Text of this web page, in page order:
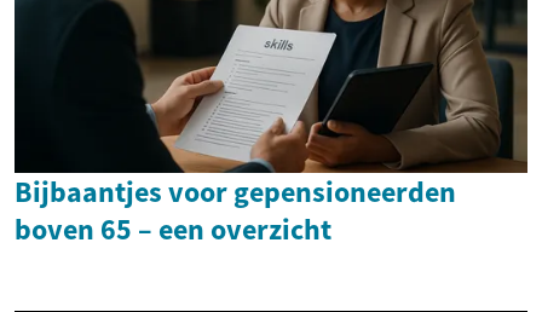
Bijbaantjes voor gepensioneerden
boven 65 – een overzicht